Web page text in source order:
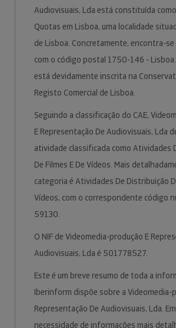
Audiovisuais, Lda está constituída
Quotas em Lisboa, uma localidade
de Lisboa. Concretamente, encontra-se
com o código postal 1750-146 -
está devidamente inscrita na
Registo Comercial de Lisboa.
Seguindo a classificação do CAE,
E Representação De Audiovisuais, Lda
atividade classificada como Atividades
De Filmes E De Vídeos. Mais
categoria é Atividades De Distribuição
Vídeos, com o correspondente código
59130.
O NIF de Videomedia-produção E
Audiovisuais, Lda é 501778527.
Este é um breve resumo de toda a
Iberinform dispõe sobre a Videomedia-
Representação De Audiovisuais, Lda.
necessidade de informações mais